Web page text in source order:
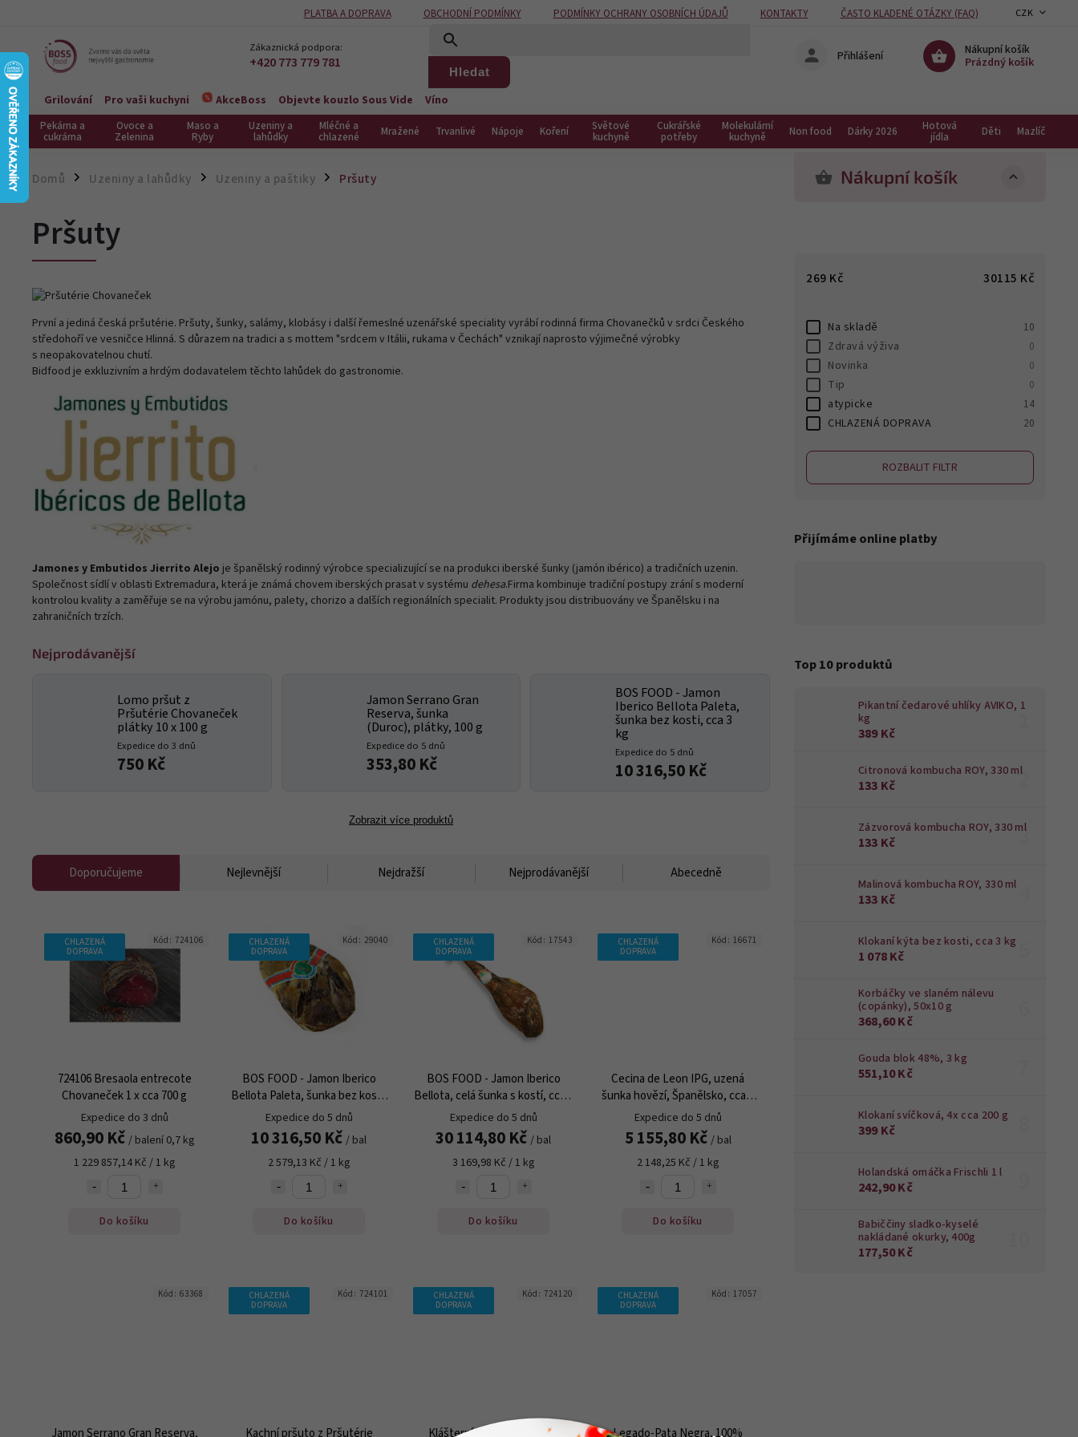
PLATBA A DOPRAVA OBCHODNÍ PODMÍNKY PODMÍNKY OCHRANY OSOBNÍCH ÚDAJŮ KONTAKTY ČASTO KLADENÉ OTÁZKY (FAQ) CZK
Zákaznická podpora:
+420 773 779 781 Hledat
Nákupní košík
Prázdný košík
Přihlášení
Grilování Pro vaši kuchyni AkceBoss Objevte kouzlo Sous Vide Víno
Pekárna a
cukrárna
Ovoce a
Zelenina
Maso a
Ryby
Uzeniny a
lahůdky
Mléčné a
chlazené Mražené Trvanlivé Nápoje Koření Světové
kuchyně
Cukrářské
potřeby
Molekulární
kuchyně Non food Dárky 2026 Hotová
jídla Děti Mazlíčci
Domů / Uzeniny a lahůdky / Uzeniny a paštiky / Pršuty Nákupní košík
269 Kč 30115 Kč
Na skladě 10
Zdravá výživa 0
Novinka 0
Tip 0
atypicke 14
CHLAZENÁ DOPRAVA 20
ROZBALIT FILTR
Přijímáme online platby
Top 10 produktů
Pikantní čedarové uhlíky AVIKO, 1
kg
389 Kč
Citronová kombucha ROY, 330 ml
133 Kč
Zázvorová kombucha ROY, 330 ml
133 Kč
Malinová kombucha ROY, 330 ml
133 Kč
Klokaní kýta bez kosti, cca 3 kg
1 078 Kč
Korbáčky ve slaném nálevu
(copánky), 50x10 g
368,60 Kč
Gouda blok 48%, 3 kg
551,10 Kč
Klokaní svíčková, 4x cca 200 g
399 Kč
Holandská omáčka Frischli 1 l
242,90 Kč
Babiččiny sladko-kyselé
nakládané okurky, 400g
177,50 Kč
Pršuty
První a jediná česká pršutérie. Pršuty, šunky, salámy, klobásy i další řemeslné uzenářské speciality vyrábí rodinná firma Chovanečků v srdci Českého
středohoří ve vesničce Hlinná. S důrazem na tradici a s mottem "srdcem v Itálii, rukama v Čechách" vznikají naprosto výjimečné výrobky
s neopakovatelnou chutí.
Bidfood je exkluzivním a hrdým dodavatelem těchto lahůdek do gastronomie.
Jamones y Embutidos Jierrito Alejo je španělský rodinný výrobce specializující se na produkci iberské šunky (jamón ibérico) a tradičních uzenin.
Společnost sídlí v oblasti Extremadura, která je známá chovem iberských prasat v systému dehesa.Firma kombinuje tradiční postupy zrání s moderní
kontrolou kvality a zaměřuje se na výrobu jamónu, palety, chorizo a dalších regionálních specialit. Produkty jsou distribuovány ve Španělsku i na
zahraničních trzích.
Nejprodávanější
Lomo pršut z
Pršutérie Chovaneček
plátky 10 x 100 g
Expedice do 3 dnů
750 Kč
Jamon Serrano Gran
Reserva, šunka
(Duroc), plátky, 100 g
Expedice do 5 dnů
353,80 Kč
BOS FOOD - Jamon
Iberico Bellota Paleta,
šunka bez kosti, cca 3
kg
Expedice do 5 dnů
10 316,50 Kč
Zobrazit více produktů
Doporučujeme Nejlevnější Nejdražší Nejprodávanější Abecedně
CHLAZENÁ
DOPRAVA
724106 Bresaola entrecote
Chovaneček 1 x cca 700 g
Expedice do 3 dnů
860,90 Kč / balení 0,7 kg
1 229 857,14 Kč / 1 kg
Do košíku
Kód: 724106
CHLAZENÁ
DOPRAVA
BOS FOOD - Jamon Iberico
Bellota Paleta, šunka bez kosti,
cca 3 kg
Expedice do 5 dnů
10 316,50 Kč / bal
2 579,13 Kč / 1 kg
Do košíku
Kód: 29040
CHLAZENÁ
DOPRAVA
BOS FOOD - Jamon Iberico
Bellota, celá šunka s kostí, cca 8
kg
Expedice do 5 dnů
30 114,80 Kč / bal
3 169,98 Kč / 1 kg
Do košíku
Kód: 17543
CHLAZENÁ
DOPRAVA
Cecina de Leon IPG, uzená
šunka hovězí, Španělsko, cca 2
kg
Expedice do 5 dnů
5 155,80 Kč / bal
2 148,25 Kč / 1 kg
Do košíku
Kód: 16671
Jamon Serrano Gran Reserva,
Kód: 63368
CHLAZENÁ
DOPRAVA
Kachní pršuto z Pršutérie
Kód: 724101
CHLAZENÁ
DOPRAVA
Klášterní pršut bez kůže z
Kód: 724120
CHLAZENÁ
DOPRAVA
Legado-Pata Negra, 100%
Kód: 17057